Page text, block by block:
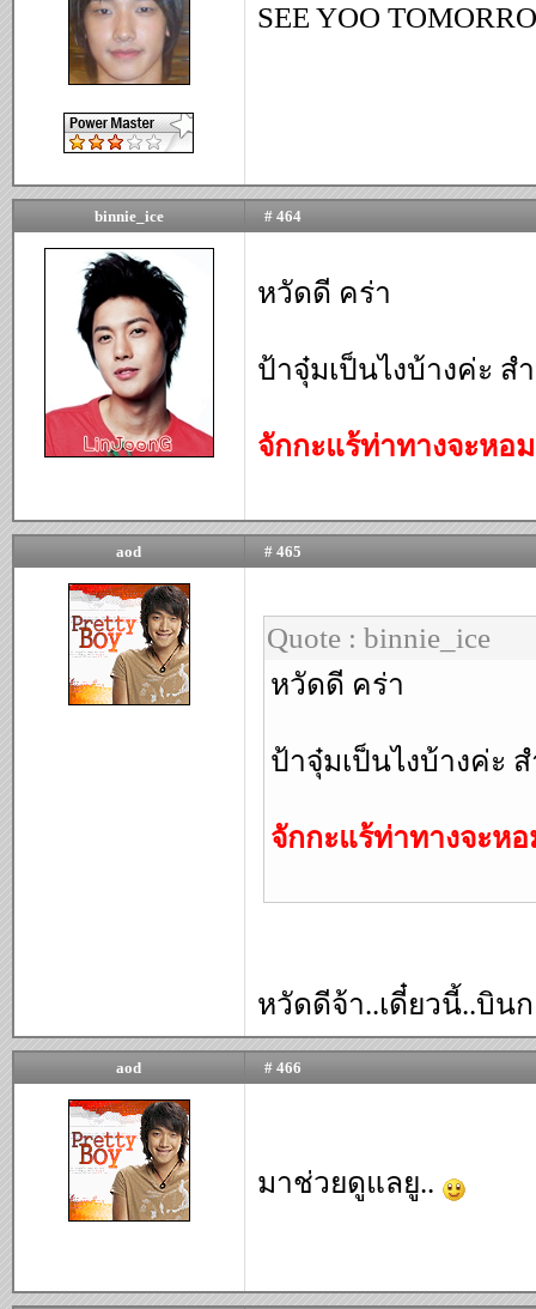
SEE YOO
binnie_ice # 464
หวัดดี คร่า
ป้าจุ๋มเป็นไงบ้างค่ะ ส
จักกะแร้ท่าทางจะหอ
aod # 465
Quote : binnie_ice
หวัดดี คร่า
ป้าจุ๋มเป็นไงบ้างค่ะ
จักกะแร้ท่าทางจะห
หวัดดีจ้า..เดี๋ยวนี้..บิน
aod # 466
มาช่วยดูแลยู..